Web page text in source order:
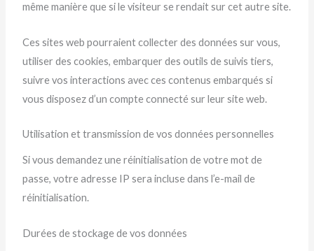
même manière que si le visiteur se rendait sur cet autre site.
Ces sites web pourraient collecter des données sur vous,
utiliser des cookies, embarquer des outils de suivis tiers,
suivre vos interactions avec ces contenus embarqués si
vous disposez d’un compte connecté sur leur site web.
Utilisation et transmission de vos données personnelles
Si vous demandez une réinitialisation de votre mot de
passe, votre adresse IP sera incluse dans l’e-mail de
réinitialisation.
Durées de stockage de vos données